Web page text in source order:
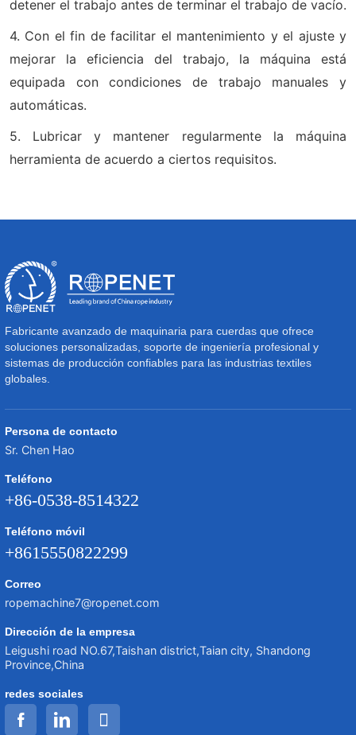
detener el trabajo antes de terminar el trabajo de vacío.
4. Con el fin de facilitar el mantenimiento y el ajuste y
mejorar la eficiencia del trabajo, la máquina está
equipada con condiciones de trabajo manuales y
automáticas.
5. Lubricar y mantener regularmente la máquina
herramienta de acuerdo a ciertos requisitos.
Fabricante avanzado de maquinaria para cuerdas que ofrece
soluciones personalizadas, soporte de ingeniería profesional y
sistemas de producción confiables para las industrias textiles
globales.
Persona de contacto
Sr. Chen Hao
Teléfono
+86-0538-8514322
Teléfono móvil
+8615550822299
Correo
ropemachine7@ropenet.com
Dirección de la empresa
Leigushi road NO.67,Taishan district,Taian city, Shandong
Province,China
redes sociales